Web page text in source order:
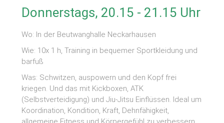
Donnerstags, 20.15 - 21.15 Uhr
Wo: In der Beutwanghalle Neckarhausen
Wie: 10x 1 h, Training in bequemer Sportkleidung und
barfuß
Was: Schwitzen, auspowern und den Kopf frei
kriegen. Und das mit Kickboxen, ATK
(Selbstverteidigung) und Jiu-Jitsu Einflüssen. Ideal um
Koordination, Kondition, Kraft, Dehnfähigkeit,